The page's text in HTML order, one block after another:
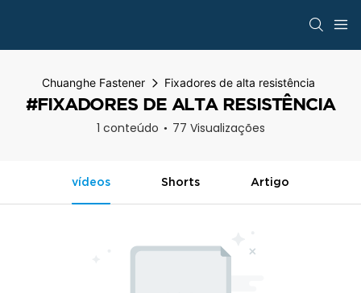
Chuanghe Fastener Fixadores de alta resistência
#FIXADORES DE ALTA RESISTÊNCIA
1 conteúdo
77 Visualizações
vídeos Shorts Artigo